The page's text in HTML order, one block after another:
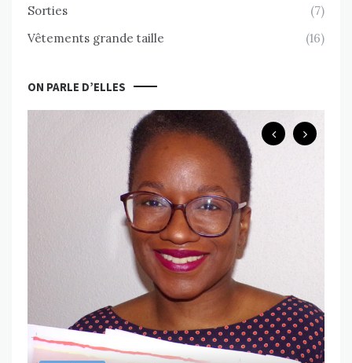
Sorties
(7)
Vêtements grande taille
(16)
ON PARLE D’ELLES